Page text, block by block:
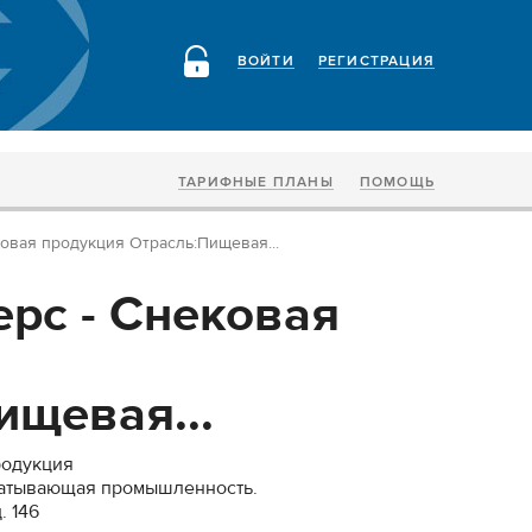
РЕГИСТРАЦИЯ
ВОЙТИ
ТАРИФНЫЕ ПЛАНЫ ПОМОЩЬ
продукция Отрасль:Пищевая...
- Снековая
промышленность.
146